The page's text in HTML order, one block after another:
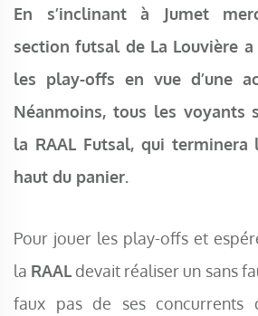
En s’inclinant à Jumet
section futsal de La Louvière
les play-offs en vue d’une
Néanmoins, tous les voyants
la RAAL Futsal, qui
haut du panier.
Pour jouer les play-offs et
la RAALdevait réaliser un sans
faux pas de ses concurrents